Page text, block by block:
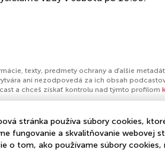
texty, predmety ochrany a ďalšie
ani nezodpovedá za ich obsah
a chceš získať kontrolu nad týmto profilom
stránka používa súbory cookies,
fungovanie a skvalitňovanie webovej
o tom, ako používame súbory cookies,